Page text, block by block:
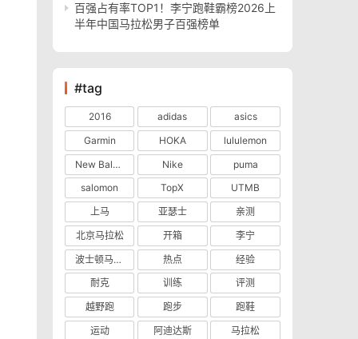
百强占有率TOP1！李宁跑鞋霸榜2026上
半年中国马拉松男子百强榜单
#tag
2016 adidas
asics
Garmin
HOKA
lululemon
New Balance
Nike
puma
salomon
TopX
UTMB
上马
亚瑟士
亲测
北京马拉松
开箱
李宁
波士顿马拉松
热点
经验
耐克
训练
评测
越野跑
跑步
跑鞋
运动
阿迪达斯 马拉松